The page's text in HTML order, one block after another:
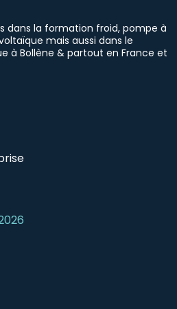
dans la formation froid, pompe à
mais aussi dans le
à Bollène & partout en France et